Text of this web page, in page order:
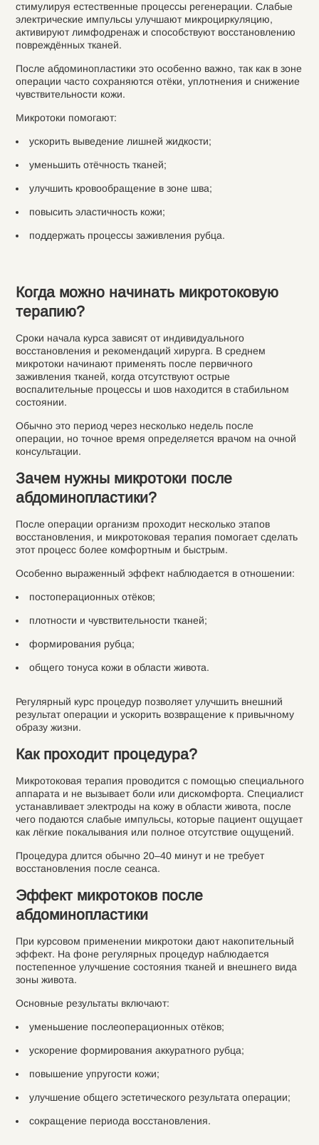
стимулируя естественные процессы регенерации. Слабые
электрические импульсы улучшают микроциркуляцию,
активируют лимфодренаж и способствуют восстановлению
повреждённых тканей.
После абдоминопластики это особенно важно, так как в зоне
операции часто сохраняются отёки, уплотнения и снижение
чувствительности кожи.
Микротоки помогают:
ускорить выведение лишней жидкости;
уменьшить отёчность тканей;
улучшить кровообращение в зоне шва;
повысить эластичность кожи;
поддержать процессы заживления рубца.
Когда можно начинать микротоковую
терапию?
Сроки начала курса зависят от индивидуального
восстановления и рекомендаций хирурга. В среднем
микротоки начинают применять после первичного
заживления тканей, когда отсутствуют острые
воспалительные процессы и шов находится в стабильном
состоянии.
Обычно это период через несколько недель после
операции, но точное время определяется врачом на очной
консультации.
Зачем нужны микротоки после
абдоминопластики?
После операции организм проходит несколько этапов
восстановления, и микротоковая терапия помогает сделать
этот процесс более комфортным и быстрым.
Особенно выраженный эффект наблюдается в отношении:
постоперационных отёков;
плотности и чувствительности тканей;
формирования рубца;
общего тонуса кожи в области живота.
Регулярный курс процедур позволяет улучшить внешний
результат операции и ускорить возвращение к привычному
образу жизни.
Как проходит процедура?
Микротоковая терапия проводится с помощью специального
аппарата и не вызывает боли или дискомфорта. Специалист
устанавливает электроды на кожу в области живота, после
чего подаются слабые импульсы, которые пациент ощущает
как лёгкие покалывания или полное отсутствие ощущений.
Процедура длится обычно 20–40 минут и не требует
восстановления после сеанса.
Эффект микротоков после
абдоминопластики
При курсовом применении микротоки дают накопительный
эффект. На фоне регулярных процедур наблюдается
постепенное улучшение состояния тканей и внешнего вида
зоны живота.
Основные результаты включают:
уменьшение послеоперационных отёков;
ускорение формирования аккуратного рубца;
повышение упругости кожи;
улучшение общего эстетического результата операции;
сокращение периода восстановления.